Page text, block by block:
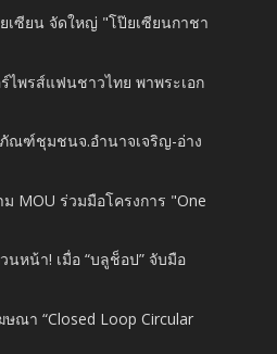
ซียน จัดใหญ่ "โป๊ยเซียนกาชา
ไพรส์แฟนชาวไทย พาพระเอก
ณฑ์ชุมชนจ.อำนาจเจริญ-อ่าง
MOU ร่วมมือโครงการ "One
นหน้า! เมื่อ “บลูช็อป” จับมือ
ณา “Closed Loop Circular